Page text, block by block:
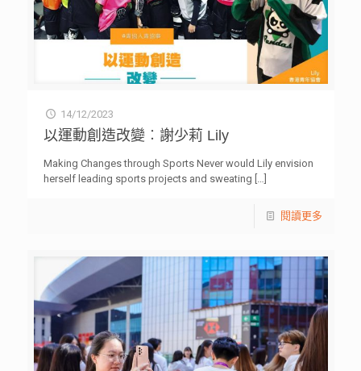
14/12/2023
以運動創造改變︰謝少莉 Lily
Making Changes through Sports Never would Lily envision
herself leading sports projects and sweating […]
閱讀更多